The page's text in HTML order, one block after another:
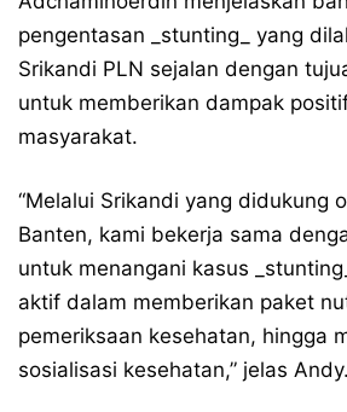
pengentasan _stunting_ yang
Srikandi PLN sejalan dengan
untuk memberikan dampak
masyarakat.
“Melalui Srikandi yang didukung
Banten, kami bekerja sama
untuk menangani kasus
aktif dalam memberikan paket
pemeriksaan kesehatan, hingga
sosialisasi kesehatan,” jelas Andy.